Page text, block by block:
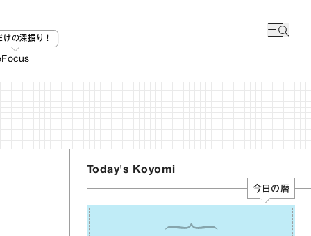
けの深掘り！
Focus
Today's Koyomi
今日の暦